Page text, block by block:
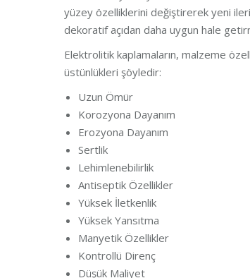
yüzey özelliklerini değiştirerek yeni
dekoratif açıdan daha uygun hale
Elektrolitik kaplamaların, malzeme
üstünlükleri şöyledir:
Uzun Ömür
Korozyona Dayanım
Erozyona Dayanım
Sertlik
Lehimlenebilirlik
Antiseptik Özellikler
Yüksek İletkenlik
Yüksek Yansıtma
Manyetik Özellikler
Kontrollü Direnç
Düşük Maliyet